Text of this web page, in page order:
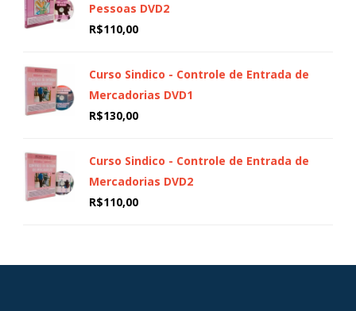
Pessoas DVD2
R$110,00
Curso Sindico - Controle de Entrada de
Mercadorias DVD1
R$130,00
Curso Sindico - Controle de Entrada de
Mercadorias DVD2
R$110,00